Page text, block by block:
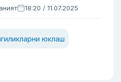
18:20 / 11.07.2025
юклаш